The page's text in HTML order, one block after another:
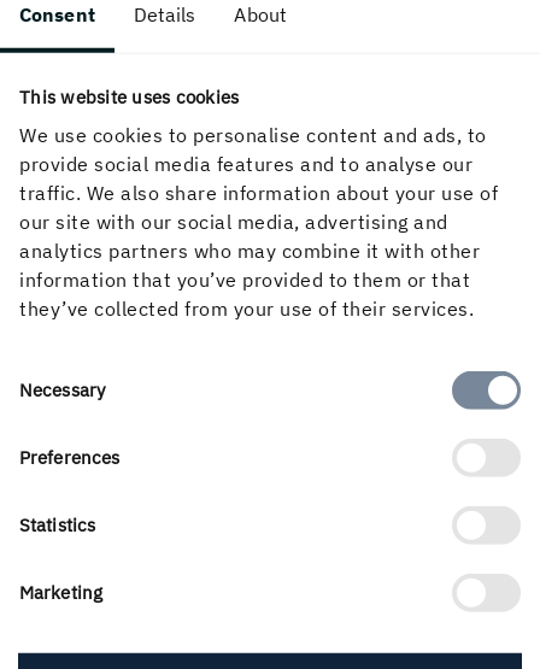
Consent Details About
This website uses cookies
We use cookies to personalise content and ads, to
provide social media features and to analyse our
traffic. We also share information about your use of
our site with our social media, advertising and
analytics partners who may combine it with other
information that you’ve provided to them or that
they’ve collected from your use of their services.
Consent
Necessary
Preferences
Statistics
Marketing
Följ oss i sociala medier
Holmens verksamhet utgår från skogens kretslopp och de
affärsområden är Skog, Trävaror, Kartong och Papper
för aktieägare, kunder och samhälle. Vår omsättning
uppgick 2025 till nästan 22 Mdkr och aktien är noterad